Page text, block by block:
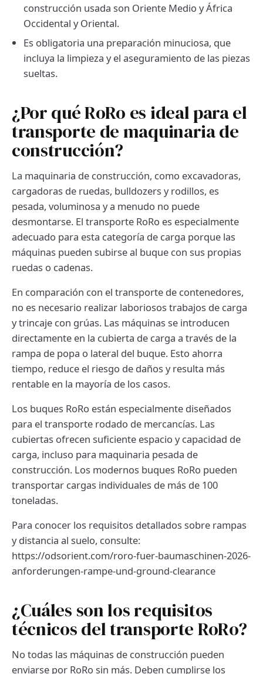
construcción usada son Oriente Medio y África
Occidental y Oriental.
Es obligatoria una preparación minuciosa, que
incluya la limpieza y el aseguramiento de las piezas
sueltas.
¿Por qué RoRo es ideal para el
transporte de maquinaria de
construcción?
La maquinaria de construcción, como excavadoras,
cargadoras de ruedas, bulldozers y rodillos, es
pesada, voluminosa y a menudo no puede
desmontarse. El transporte RoRo es especialmente
adecuado para esta categoría de carga porque las
máquinas pueden subirse al buque con sus propias
ruedas o cadenas.
En comparación con el transporte de contenedores,
no es necesario realizar laboriosos trabajos de carga
y trincaje con grúas. Las máquinas se introducen
directamente en la cubierta de carga a través de la
rampa de popa o lateral del buque. Esto ahorra
tiempo, reduce el riesgo de daños y resulta más
rentable en la mayoría de los casos.
Los buques RoRo están especialmente diseñados
para el transporte rodado de mercancías. Las
cubiertas ofrecen suficiente espacio y capacidad de
carga, incluso para maquinaria pesada de
construcción. Los modernos buques RoRo pueden
transportar cargas individuales de más de 100
toneladas.
Para conocer los requisitos detallados sobre rampas
y distancia al suelo, consulte:
https://odsorient.com/roro-fuer-baumaschinen-2026-
anforderungen-rampe-und-ground-clearance
¿Cuáles son los requisitos
técnicos del transporte RoRo?
No todas las máquinas de construcción pueden
enviarse por RoRo sin más. Deben cumplirse los